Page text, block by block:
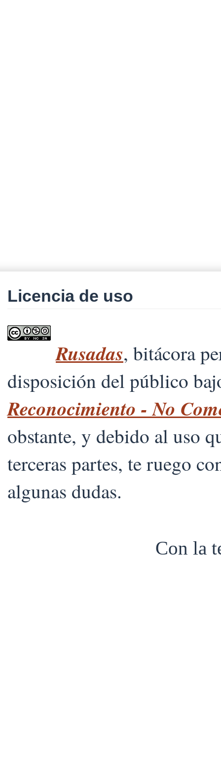
Licencia de uso
Rusadas, bitácora
disposición del público
Reconocimiento - No
obstante, y debido al uso
terceras partes, te ruego
algunas dudas.
Con la